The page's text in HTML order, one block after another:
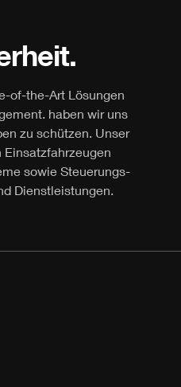
of-the-Art Lösungen
haben wir uns
zu schützen. Unser
sowie Steuerungs-
Dienstleistungen.